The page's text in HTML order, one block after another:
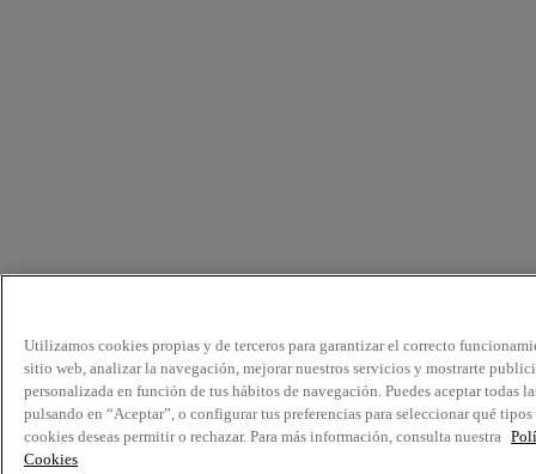
Utilizamos cookies propias y de terceros para garantizar el correcto
sitio web, analizar la navegación, mejorar nuestros servicios y mostrarte
personalizada en función de tus hábitos de navegación. Puedes aceptar todas
pulsando en “Aceptar”, o configurar tus preferencias para seleccionar qué tipos
cookies deseas permitir o rechazar. Para más información, consulta nuestra
Cookies